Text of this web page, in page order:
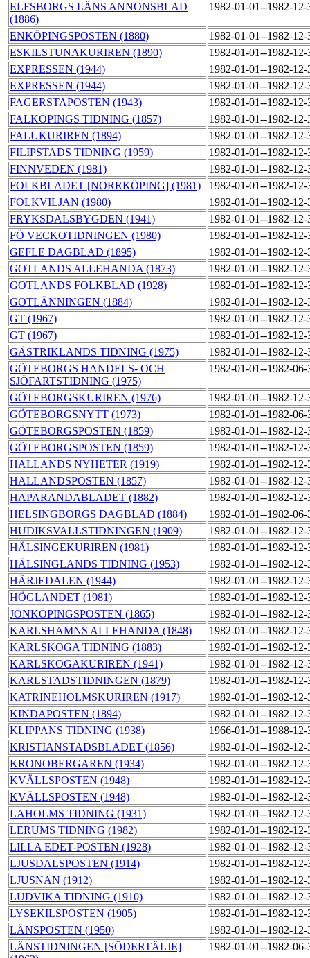
ELFSBORGS LÄNS ANNONSBLAD
(1886)
1982-01-01--1982-
ENKÖPINGSPOSTEN (1880)
1982-01-01--1982-
ESKILSTUNAKURIREN (1890)
1982-01-01--1982-
EXPRESSEN (1944)
1982-01-01--1982-
EXPRESSEN (1944)
1982-01-01--1982-
FAGERSTAPOSTEN (1943)
1982-01-01--1982-
FALKÖPINGS TIDNING (1857)
1982-01-01--1982-
FALUKURIREN (1894)
1982-01-01--1982-
FILIPSTADS TIDNING (1959)
1982-01-01--1982-
FINNVEDEN (1981)
1982-01-01--1982-
FOLKBLADET [NORRKÖPING] (1981)
1982-01-01--1982-
FOLKVILJAN (1980)
1982-01-01--1982-
FRYKSDALSBYGDEN (1941)
1982-01-01--1982-
FÖ VECKOTIDNINGEN (1980)
1982-01-01--1982-
GEFLE DAGBLAD (1895)
1982-01-01--1982-
GOTLANDS ALLEHANDA (1873)
1982-01-01--1982-
GOTLANDS FOLKBLAD (1928)
1982-01-01--1982-
GOTLÄNNINGEN (1884)
1982-01-01--1982-
GT (1967)
1982-01-01--1982-
GT (1967)
1982-01-01--1982-
GÄSTRIKLANDS TIDNING (1975)
1982-01-01--1982-
GÖTEBORGS HANDELS- OCH
SJÖFARTSTIDNING (1975)
1982-01-01--1982-
GÖTEBORGSKURIREN (1976)
1982-01-01--1982-
GÖTEBORGSNYTT (1973)
1982-01-01--1982-
GÖTEBORGSPOSTEN (1859)
1982-01-01--1982-
GÖTEBORGSPOSTEN (1859)
1982-01-01--1982-
HALLANDS NYHETER (1919)
1982-01-01--1982-
HALLANDSPOSTEN (1857)
1982-01-01--1982-
HAPARANDABLADET (1882)
1982-01-01--1982-
HELSINGBORGS DAGBLAD (1884)
1982-01-01--1982-
HUDIKSVALLSTIDNINGEN (1909)
1982-01-01--1982-
HÄLSINGEKURIREN (1981)
1982-01-01--1982-
HÄLSINGLANDS TIDNING (1953)
1982-01-01--1982-
HÄRJEDALEN (1944)
1982-01-01--1982-
HÖGLANDET (1981)
1982-01-01--1982-
JÖNKÖPINGSPOSTEN (1865)
1982-01-01--1982-
KARLSHAMNS ALLEHANDA (1848)
1982-01-01--1982-
KARLSKOGA TIDNING (1883)
1982-01-01--1982-
KARLSKOGAKURIREN (1941)
1982-01-01--1982-
KARLSTADSTIDNINGEN (1879)
1982-01-01--1982-
KATRINEHOLMSKURIREN (1917)
1982-01-01--1982-
KINDAPOSTEN (1894)
1982-01-01--1982-
KLIPPANS TIDNING (1938)
1966-01-01--1988-
KRISTIANSTADSBLADET (1856)
1982-01-01--1982-
KRONOBERGAREN (1934)
1982-01-01--1982-
KVÄLLSPOSTEN (1948)
1982-01-01--1982-
KVÄLLSPOSTEN (1948)
1982-01-01--1982-
LAHOLMS TIDNING (1931)
1982-01-01--1982-
LERUMS TIDNING (1982)
1982-01-01--1982-
LILLA EDET-POSTEN (1928)
1982-01-01--1982-
LJUSDALSPOSTEN (1914)
1982-01-01--1982-
LJUSNAN (1912)
1982-01-01--1982-
LUDVIKA TIDNING (1910)
1982-01-01--1982-
LYSEKILSPOSTEN (1905)
1982-01-01--1982-
LÄNSPOSTEN (1950)
1982-01-01--1982-
LÄNSTIDNINGEN [SÖDERTÄLJE]
1982-01-01--1982-